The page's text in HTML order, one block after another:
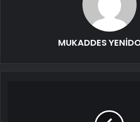
MUKADDES